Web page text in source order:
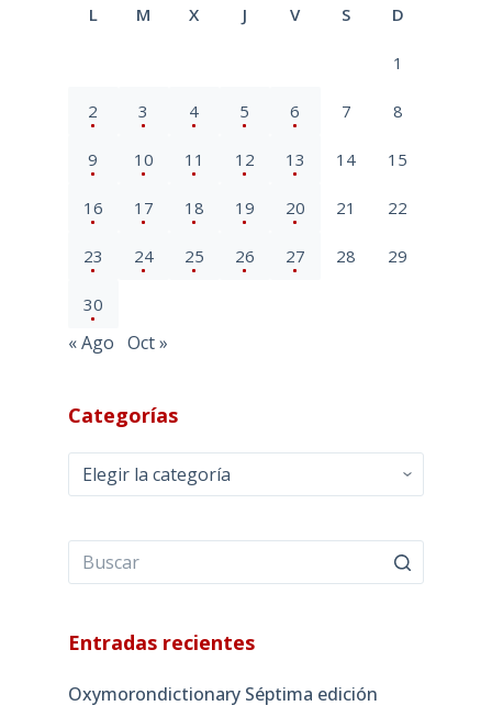
L M X J V S D
1
2 3 4 5 6 7 8
9 10 11 12 13 14 15
16 17 18 19 20 21 22
23 24 25 26 27 28 29
30
« Ago Oct »
Categorías
Categorías
Entradas recientes
Oxymorondictionary Séptima edición